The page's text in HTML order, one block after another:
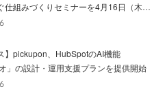
仕組みづくりセミナーを4月16日（木…
】pickupon、HubSpotのAI機能
」の設計・運用支援プランを提供開始